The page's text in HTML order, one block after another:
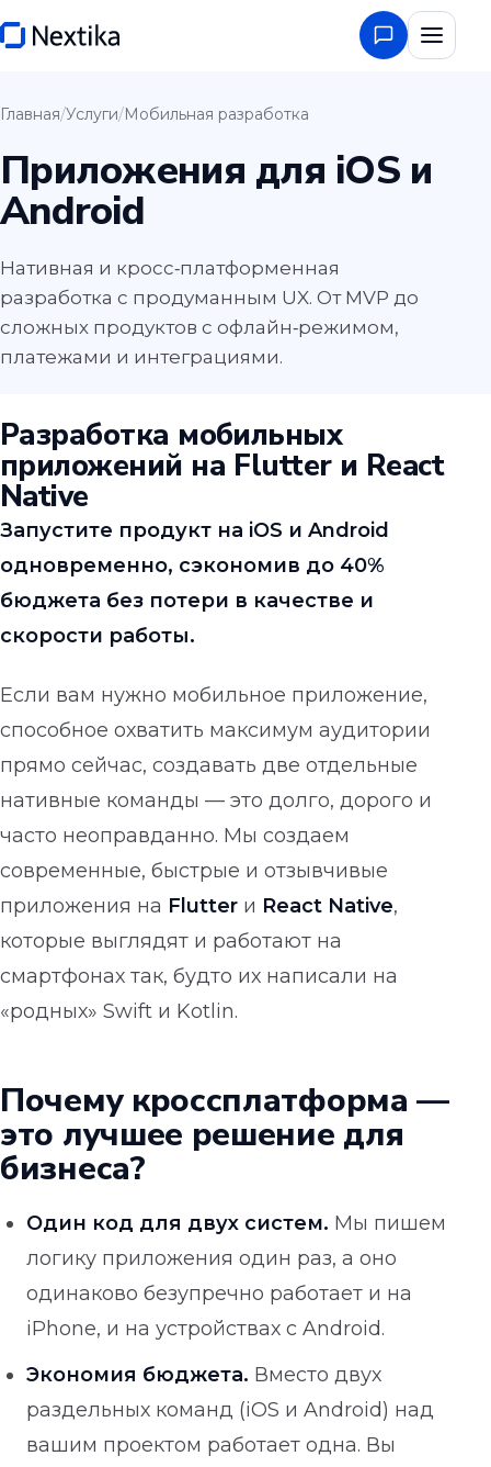
Главная/Услуги/Мобильная разработка
Приложения для iOS и
Android
Нативная и кросс‑платформенная
разработка с продуманным UX. От MVP до
сложных продуктов с офлайн‑режимом,
платежами и интеграциями.
Разработка мобильных
приложений на Flutter и React
Native
Запустите продукт на iOS и Android
одновременно, сэкономив до 40%
бюджета без потери в качестве и
скорости работы.
Если вам нужно мобильное приложение,
способное охватить максимум аудитории
прямо сейчас, создавать две отдельные
нативные команды — это долго, дорого и
часто неоправданно. Мы создаем
современные, быстрые и отзывчивые
приложения на Flutter и React Native,
которые выглядят и работают на
смартфонах так, будто их написали на
«родных» Swift и Kotlin.
Почему кроссплатформа —
это лучшее решение для
бизнеса?
Один код для двух систем. Мы пишем
логику приложения один раз, а оно
одинаково безупречно работает и на
iPhone, и на устройствах с Android.
Экономия бюджета. Вместо двух
раздельных команд (iOS и Android) над
вашим проектом работает одна. Вы